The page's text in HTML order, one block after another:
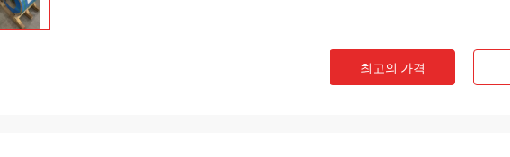
최고의 가격